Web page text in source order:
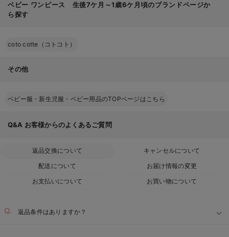
ベビー ワンピース 生後7ケ月～1歳6ケ月頃のブランドページか
ら探す
coto cotte（コトコト）
その他
ベビー服・新生児服・ベビー用品のTOPページはこちら
Q&A お客様からのよくあるご質問
返品交換について
キャンセルについて
配送について
お届け情報の変更
お支払いについて
お買い物について
返品条件はありますか？